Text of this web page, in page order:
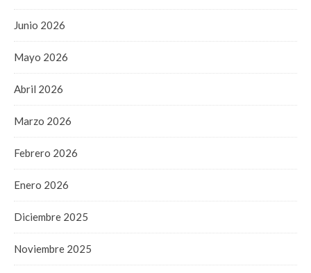
Junio 2026
Mayo 2026
Abril 2026
Marzo 2026
Febrero 2026
Enero 2026
Diciembre 2025
Noviembre 2025